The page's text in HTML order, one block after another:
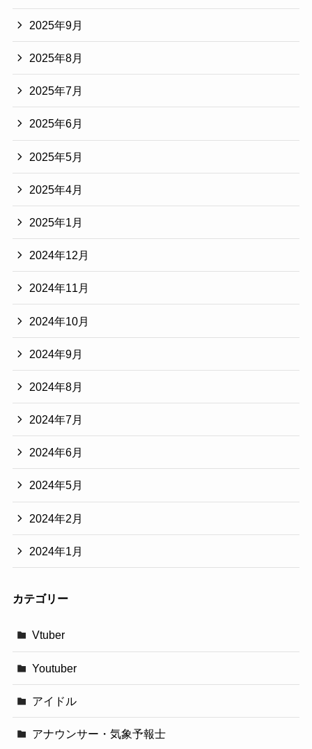
2025年9月
2025年8月
2025年7月
2025年6月
2025年5月
2025年4月
2025年1月
2024年12月
2024年11月
2024年10月
2024年9月
2024年8月
2024年7月
2024年6月
2024年5月
2024年2月
2024年1月
カテゴリー
Vtuber
Youtuber
アイドル
アナウンサー・気象予報士